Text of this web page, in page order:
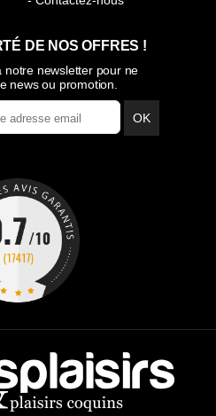
DE NOS OFFRES !
notre newsletter pour ne
news ou promotion.
OK